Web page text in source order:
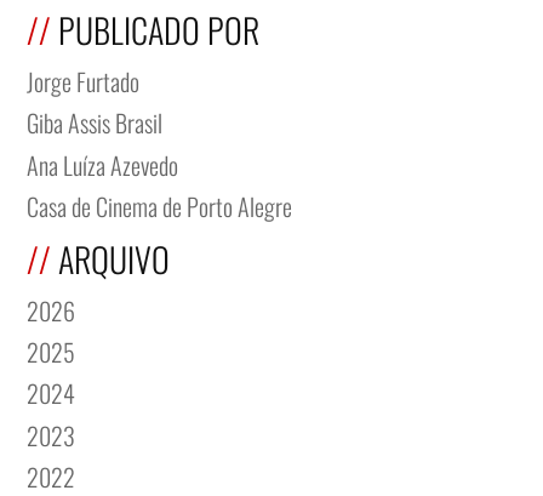
PUBLICADO POR
Jorge Furtado
Giba Assis Brasil
Ana Luíza Azevedo
Casa de Cinema de Porto Alegre
ARQUIVO
2026
2025
2024
2023
2022